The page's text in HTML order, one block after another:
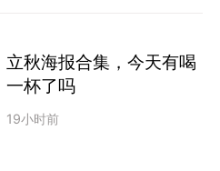
立秋海报合集，今天有喝
一杯了吗
19小时前